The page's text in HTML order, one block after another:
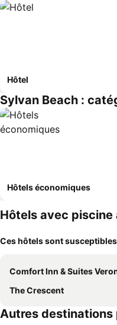
Hôtel
Sylvan Beach :
Hôtels économiques
Hôtels avec piscine
Ces hôtels sont
Comfort Inn & Suites Verona at Turning Stone
The Crescent
Autres destinations